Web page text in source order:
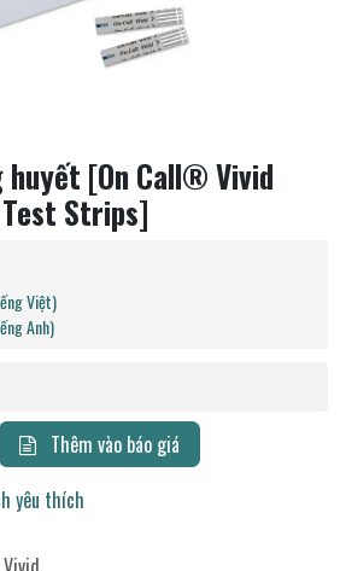
huyết [On Call® Vivid
Strips]
Việt)
Anh)
Thêm vào báo giá
yêu thích